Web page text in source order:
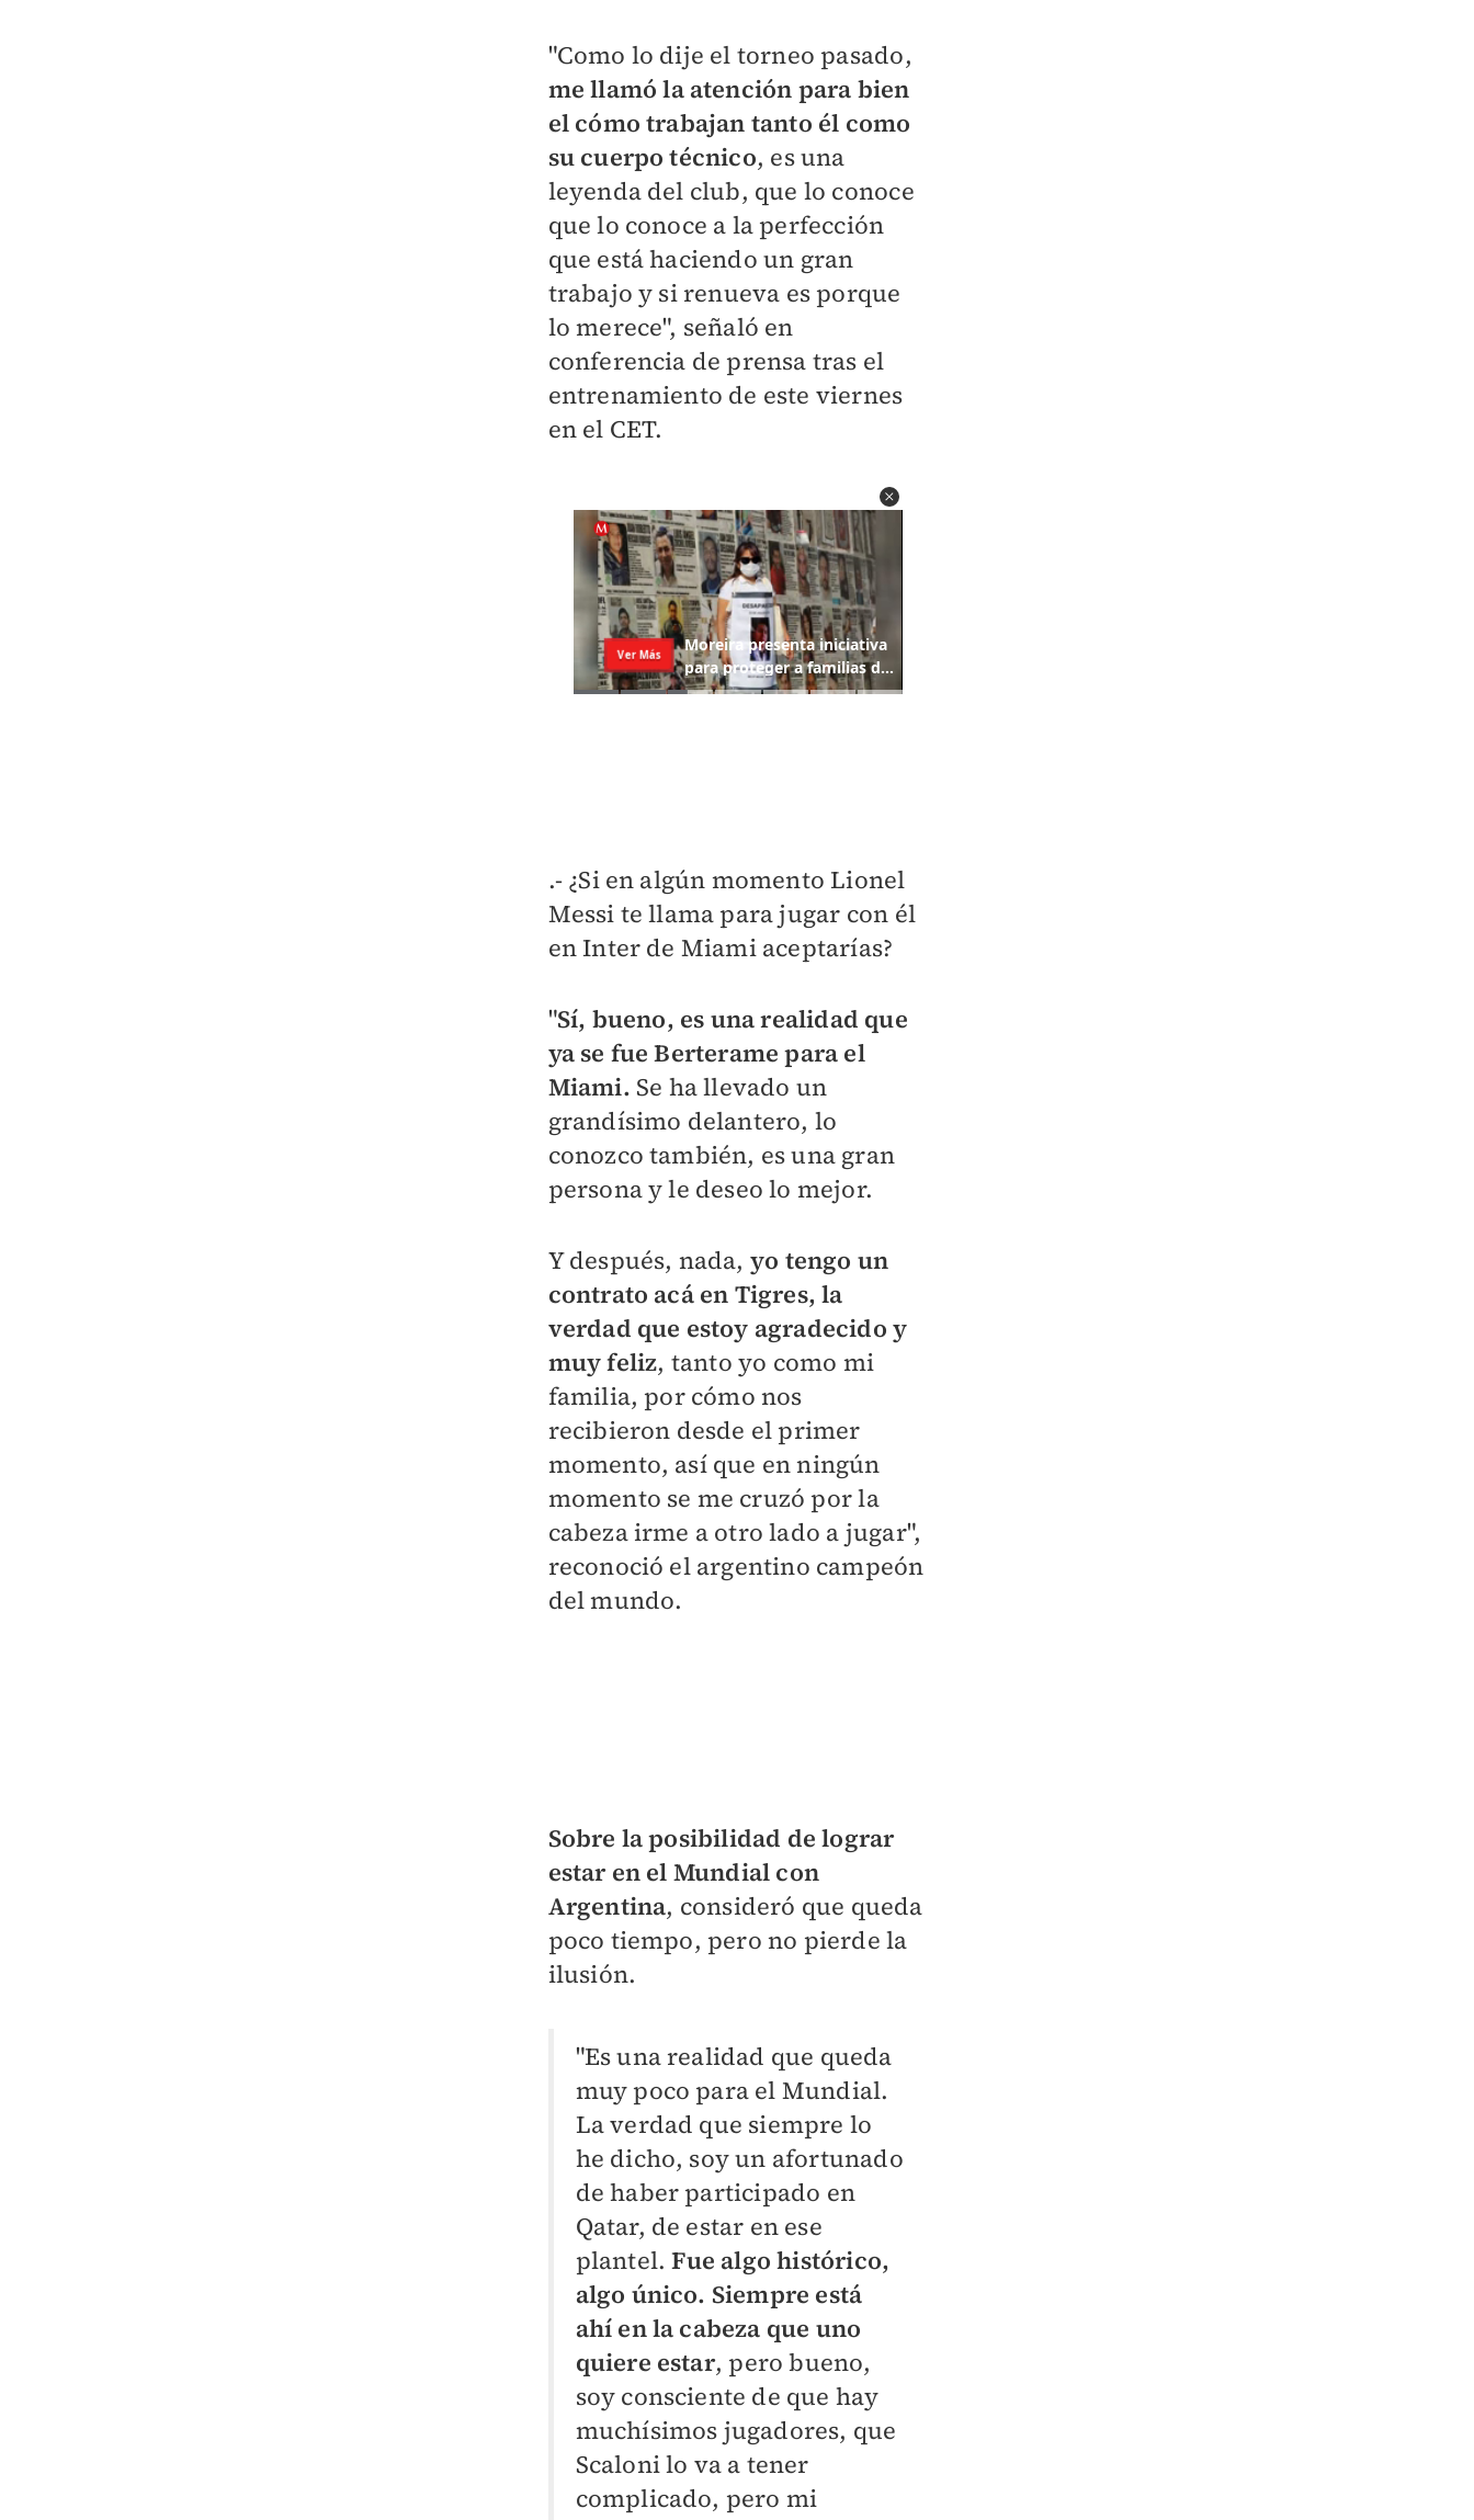
"Como lo dije el torneo pasado,
me llamó la atención para bien
el cómo trabajan tanto él como
su cuerpo técnico, es una
leyenda del club, que lo conoce
que lo conoce a la perfección
que está haciendo un gran
trabajo y si renueva es porque
lo merece", señaló en
conferencia de prensa tras el
entrenamiento de este viernes
en el CET.
.- ¿Si en algún momento Lionel
Messi te llama para jugar con él
en Inter de Miami aceptarías?
"Sí, bueno, es una realidad que
ya se fue Berterame para el
Miami. Se ha llevado un
grandísimo delantero, lo
conozco también, es una gran
persona y le deseo lo mejor.
Y después, nada, yo tengo un
contrato acá en Tigres, la
verdad que estoy agradecido y
muy feliz, tanto yo como mi
familia, por cómo nos
recibieron desde el primer
momento, así que en ningún
momento se me cruzó por la
cabeza irme a otro lado a jugar",
reconoció el argentino campeón
del mundo.
Sobre la posibilidad de lograr
estar en el Mundial con
Argentina, consideró que queda
poco tiempo, pero no pierde la
ilusión.
"Es una realidad que queda
muy poco para el Mundial.
La verdad que siempre lo
he dicho, soy un afortunado
de haber participado en
Qatar, de estar en ese
plantel.Fue algo histórico,
algo único. Siempre está
ahí en la cabeza que uno
quiere estar, pero bueno,
soy consciente de que hay
muchísimos jugadores, que
Scaloni lo va a tener
complicado, pero mi